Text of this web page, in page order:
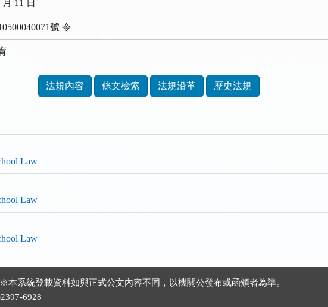
11 日
號 令
法規內容 條文檢索 法規沿革 歷史法規
Law
Law
Law
系統登載資料如與正式公文內容不同，以機關公發布或函頒者為準。
6928